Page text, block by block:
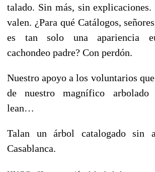
talado. Sin más, sin
valen. ¿Para qué Catálogos,
es tan solo una apariencia
cachondeo padre? Con perdón.
Nuestro apoyo a los voluntarios
de nuestro magnífico arbolado
lean…
Talan un árbol catalogado sin
Casablanca.